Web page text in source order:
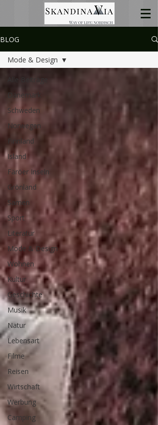
BLOG
Alle Beiträge
Dänemark
Schweden
Norwegen
Finnland
Island
Färöer Inseln
Grönland
Samen
Sport
Literatur
Mode & Design
Wohnen
Kultur
Geschichte
Musik
Natur
Lebensart
Filme
Reisen
Wirtschaft
Werbung
Camping
Mode & Design